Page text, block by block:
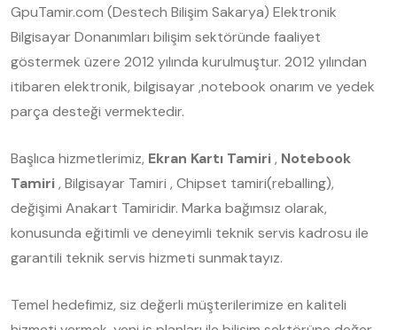
GpuTamir.com (Destech Bilişim Sakarya) Elektronik
Bilgisayar Donanımları bilişim sektöründe faaliyet
göstermek üzere 2012 yılında kurulmuştur. 2012 yılından
itibaren elektronik, bilgisayar ,notebook onarım ve yedek
parça desteği vermektedir.
Başlıca hizmetlerimiz, Ekran Kartı Tamiri, Notebook
Tamiri, Bilgisayar Tamiri , Chipset tamiri(reballing),
değişimi Anakart Tamiridir. Marka bağımsız olarak,
konusunda eğitimli ve deneyimli teknik servis kadrosu ile
garantili teknik servis hizmeti sunmaktayız.
Temel hedefimiz, siz değerli müşterilerimize en kaliteli